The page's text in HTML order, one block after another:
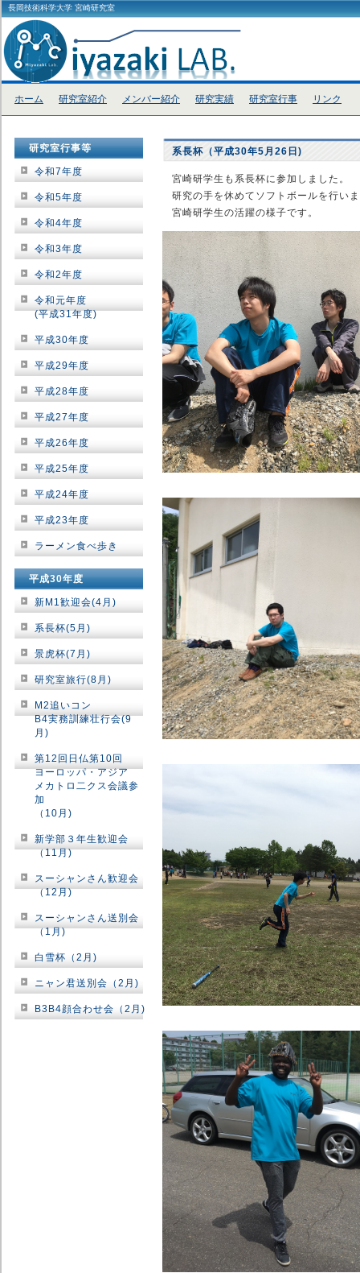
長岡技術科学大学 宮崎研究室
ホーム 研究室紹介 メンバー紹介 研究実績 研究室行事 リンク
系長杯（平成30年5月26日)
宮崎研学生も系長杯に参加しました。
研究の手を休めてソフトボールを行い
宮崎研学生の活躍の様子です。
研究室行事等
令和7年度
令和5年度
令和4年度
令和3年度
令和2年度
令和元年度
(平成31年度)
平成30年度
平成29年度
平成28年度
平成27年度
平成26年度
平成25年度
平成24年度
平成23年度
ラーメン食べ歩き
平成30年度
新M1歓迎会(4月)
系長杯(5月)
景虎杯(7月)
研究室旅行(8月)
M2追いコン
B4実務訓練壮行会(9
月)
第12回日仏第10回
ヨーロッパ・アジア
メカトロ二クス会議参
加
（10月)
新学部３年生歓迎会
（11月)
スーシャンさん歓迎会
（12月)
スーシャンさん送別会
（1月)
白雪杯（2月)
ニャン君送別会（2月)
B3B4顔合わせ会（2月)